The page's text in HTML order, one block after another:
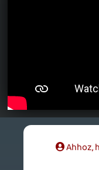
- Nincs manuális
jobok-chapterek
Ergo, ha
a
open-world
megoldásával,